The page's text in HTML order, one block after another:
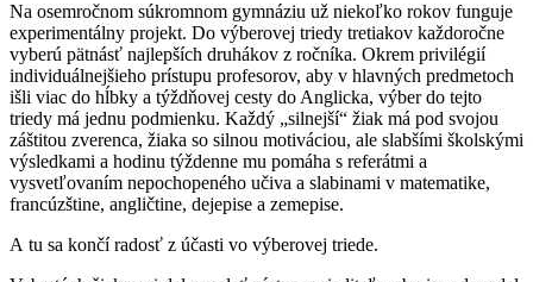
Na osemročnom súkromnom gymnáziu už niekoľko rokov funguje
experimentálny projekt. Do výberovej triedy tretiakov každoročne
vyberú pätnásť najlepších druhákov z ročníka. Okrem privilégií
individuálnejšieho prístupu profesorov, aby v hlavných predmetoch
išli viac do hĺbky a týždňovej cesty do Anglicka, výber do tejto
triedy má jednu podmienku. Každý „silnejší“ žiak má pod svojou
záštitou zverenca, žiaka so silnou motiváciou, ale slabšími školskými
výsledkami a hodinu týždenne mu pomáha s referátmi a
vysvetľovaním nepochopeného učiva a slabinami v matematike,
francúzštine, angličtine, dejepise a zemepise.
A tu sa končí radosť z účasti vo výberovej triede.